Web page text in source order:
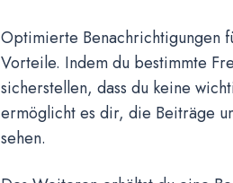
Optimierte Benachrichtigungen
Vorteile. Indem du bestimmte
sicherstellen, dass du keine
ermöglicht es dir, die Beiträge
sehen.